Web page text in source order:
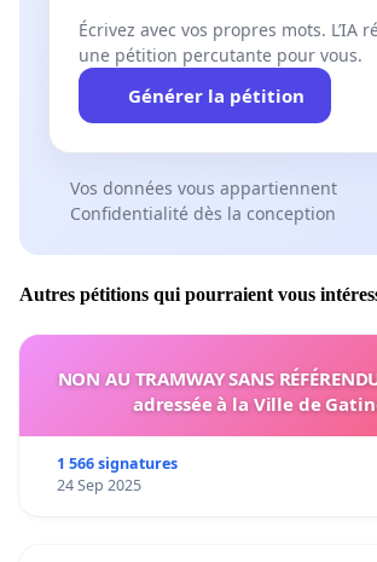
Écrivez avec vos propres mots. L’IA
une pétition percutante pour vous.
Générer la pétition
Vos données vous appartiennent
Confidentialité dès la conception
Autres pétitions qui pourraient vous
NON AU TRAMWAY SANS
adressée à la Ville de
1 566 signatures
24 Sep 2025